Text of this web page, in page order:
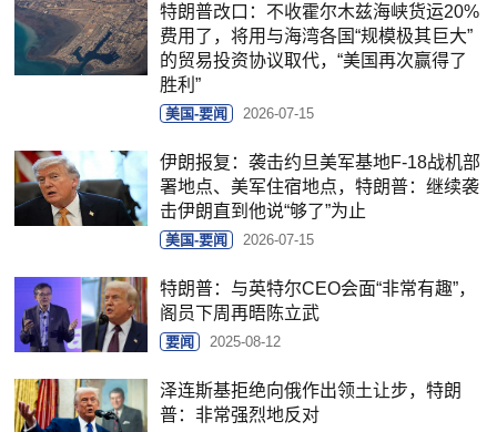
特朗普改口：不收霍尔木兹海峡货运20%
费用了，将用与海湾各国“规模极其巨大”
的贸易投资协议取代，“美国再次赢得了
胜利”
美国-要闻 2026-07-15
伊朗报复：袭击约旦美军基地F-18战机部
署地点、美军住宿地点，特朗普：继续袭
击伊朗直到他说“够了”为止
美国-要闻 2026-07-15
特朗普：与英特尔CEO会面“非常有趣”，
阁员下周再晤陈立武
要闻 2025-08-12
泽连斯基拒绝向俄作出领土让步，特朗
普：非常强烈地反对